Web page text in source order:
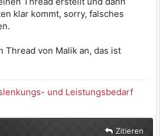
klar kommt, sorry, falsches
Thread von Malik an, das ist
und Leistungsbedarf
Zitieren